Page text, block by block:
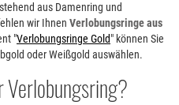
aus Damenring und
wir Ihnen Verlobungsringe aus
"Verlobungsringe Gold" können Sie
oder Weißgold auswählen.
Verlobungsring